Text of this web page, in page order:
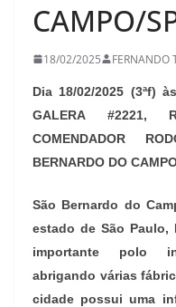
CAMPO/
18/02/2025 FERNANDO
Dia 18/02/2025 (3ªf)
GALERA #2221,
COMENDADOR
BERNARDO DO
São Bernardo do
estado de São
importante polo
abrigando várias
cidade possui uma